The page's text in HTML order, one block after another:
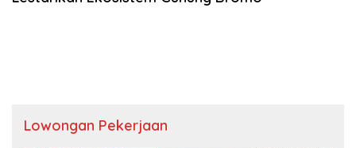
Lowongan Pekerjaan